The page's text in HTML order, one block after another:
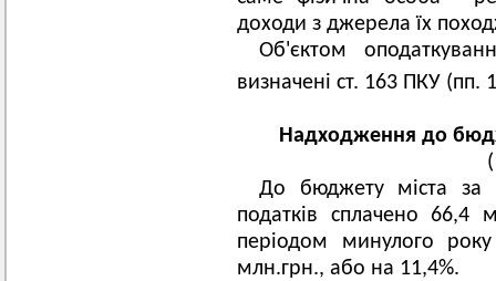
доходи з джерела їх
Об'єктом
визначені ст. 163 ПКУ (пп.
Надходження до
До бюджету міста за
податків сплачено 66,4
періодом минулого
млн.грн., або на 11,4%.